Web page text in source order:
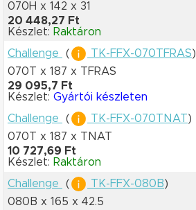
070H x 142 x 31
20 448,27 Ft
Készlet: Raktáron
Challenge
( TK-FFX-070TFRAS)
070T x 187 x TFRAS
29 095,7 Ft
Készlet: Gyártói készleten
Challenge
( TK-FFX-070TNAT)
070T x 187 x TNAT
10 727,69 Ft
Készlet: Raktáron
Challenge
( TK-FFX-080B)
080B x 165 x 42.5